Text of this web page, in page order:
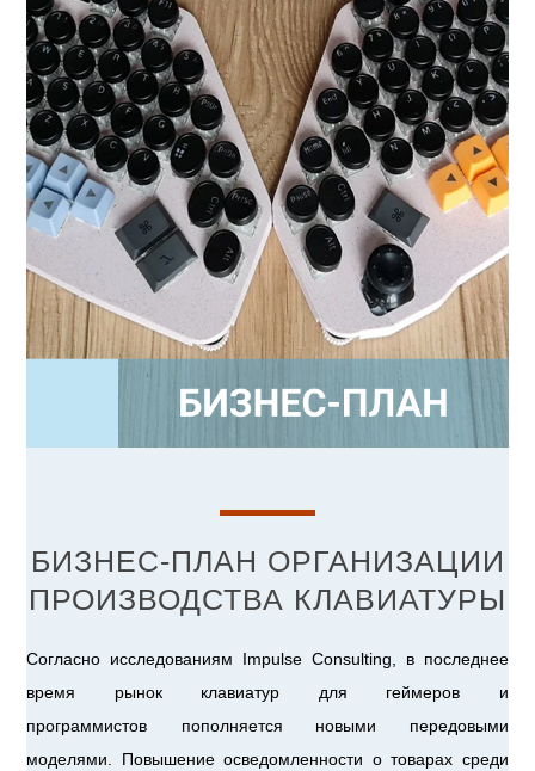
БИЗНЕС-ПЛАН ОРГАНИЗАЦИИ
ПРОИЗВОДСТВА КЛАВИАТУРЫ
Согласно исследованиям Impulse Consulting, в последнее
время рынок клавиатур для геймеров и
программистов
пополняется новыми передовыми
моделями. Повышение осведомленности о товарах среди